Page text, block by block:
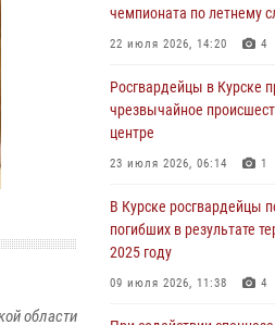
области
ЧОП в детских
05 августа 2026, 09:51
При содействии
Курске пресечена
партии наркотиков
04 августа 2026, 12:52
За прошедшую неделю
Курской области
оружия
04 августа 2026, 07:00
чемпионата по летнему
22 июля 2026, 14:20 4
Росгвардейцы в Курске
чрезвычайное
центре
23 июля 2026, 06:14 1
В Курске росгвардейцы
погибших в результате
2025 году
09 июля 2026, 11:38 4